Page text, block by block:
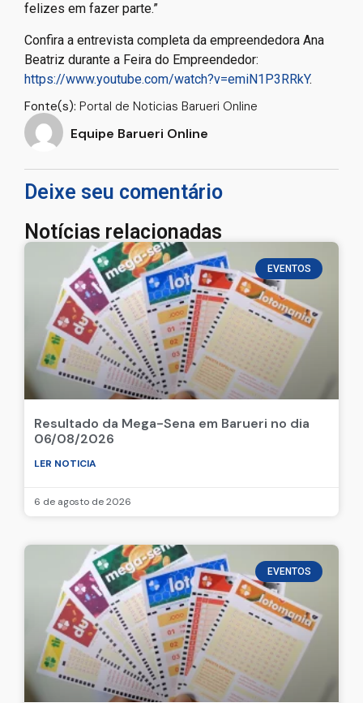
felizes em fazer parte.”
Confira a entrevista completa da empreendedora Ana
Beatriz durante a Feira do Empreendedor:
https://www.youtube.com/watch?v=emiN1P3RRkY.
Fonte(s): Portal de Noticias Barueri Online
Equipe Barueri Online
Deixe seu comentário
Notícias relacionadas
EVENTOS
Resultado da Mega-Sena em Barueri no dia
06/08/2026
LER NOTICIA
6 de agosto de 2026
EVENTOS